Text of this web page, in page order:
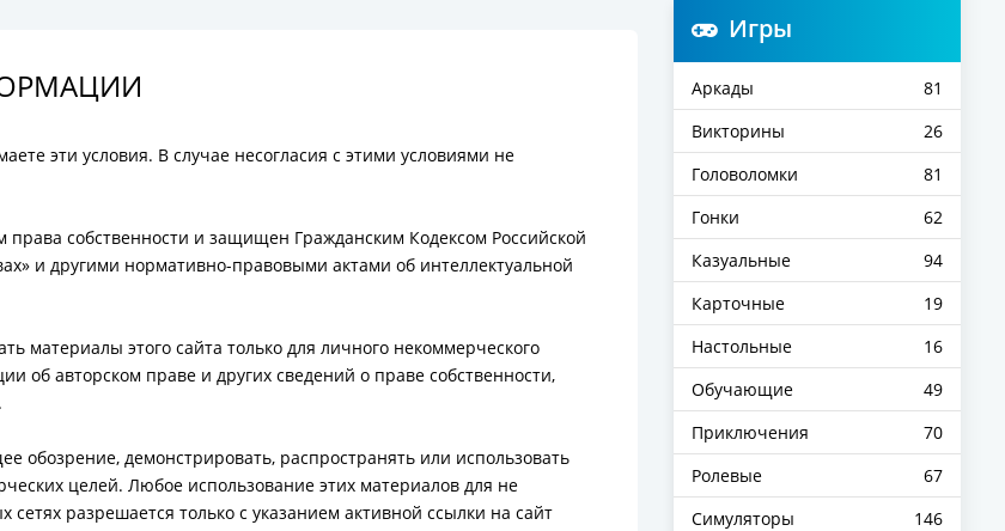
эти условия. В случае несогласия с этими условиями не
собственности и защищен Гражданским Кодексом Российской
и другими нормативно-правовыми актами об интеллектуальной
материалы этого сайта только для личного некоммерческого
об авторском праве и других сведений о праве собственности,
обозрение, демонстрировать, распространять или использовать
целей. Любое использование этих материалов для не
разрешается только с указанием активной ссылки на сайт
Игры
Аркады
81
Викторины
26
Головоломки
81
Гонки
62
Казуальные
94
Карточные
19
Настольные
16
Обучающие
49
Приключения
70
Ролевые
67
Симуляторы
146